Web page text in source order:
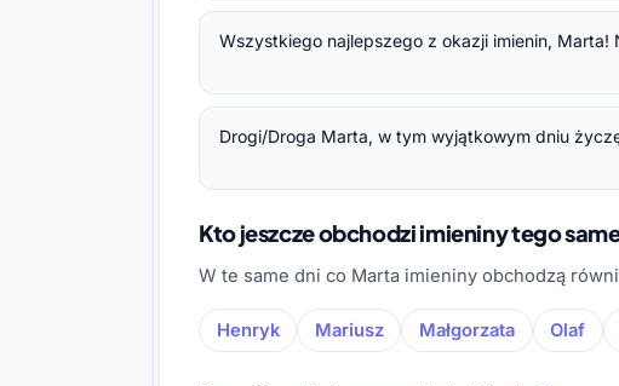
Wszystkiego najlepszego z okazji imienin, Marta!
Drogi/Droga Marta, w tym wyjątkowym dniu
Kto jeszcze obchodzi imieniny tego
W te same dni co Marta imieniny obchodzą
Henryk Mariusz Małgorzata Olaf